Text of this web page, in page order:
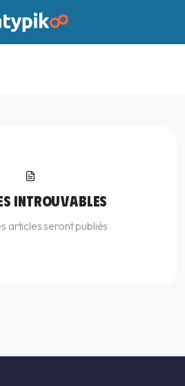
INTROUVABLES
articles seront publiés